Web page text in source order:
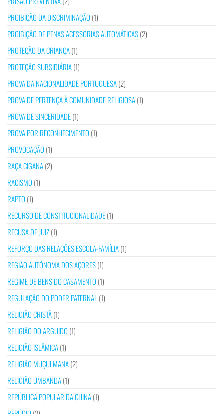
PROIBIÇÃO DA DISCRIMINAÇÃO (1)
PROIBIÇÃO DE PENAS ACESSÓRIAS AUTOMÁTICAS(2)
PROTEÇÃO DA CRIANÇA(1)
PROTEÇÃO SUBSIDIÁRIA(1)
PROVA DA NACIONALIDADE PORTUGUESA(2)
PROVA DE PERTENÇA À COMUNIDADE RELIGIOSA(1)
PROVA DE SINCERIDADE(1)
PROVA POR RECONHECIMENTO (1)
PROVOCAÇÃO (1)
RAÇA CIGANA(2)
RACISMO (1)
RAPTO (1)
RECURSO DE CONSTITUCIONALIDADE(1)
RECUSA DE JUIZ(1)
REFORÇO DAS RELAÇÕES ESCOLA-FAMÍLIA(1)
REGIÃO AUTÓNOMA DOS AÇORES(1)
REGIME DE BENS DO CASAMENTO (1)
REGULAÇÃO DO PODER PATERNAL (1)
RELIGIÃO CRISTÃ(1)
RELIGIÃO DO ARGUIDO (1)
RELIGIÃO ISLÂMICA(1)
RELIGIÃO MUÇULMANA(2)
RELIGIÃO UMBANDA(1)
REPÚBLICA POPULAR DA CHINA(1)